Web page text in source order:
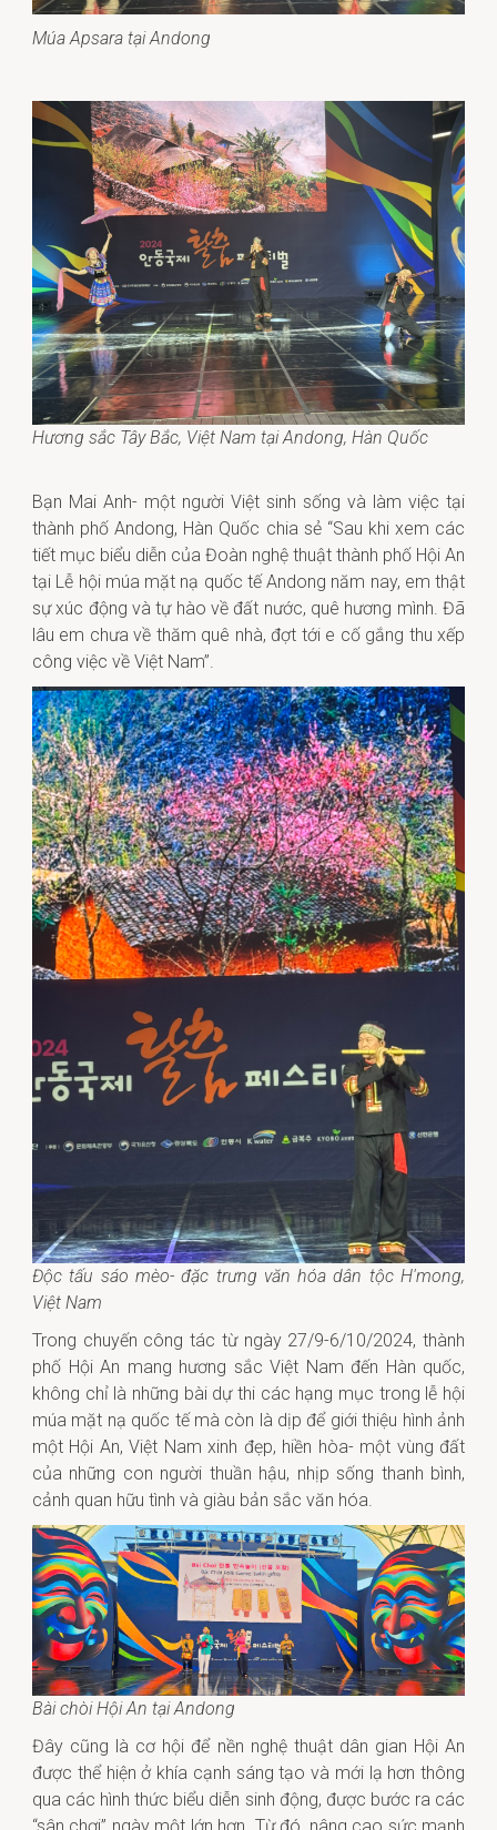
Múa Apsara tại Andong
Hương sắc Tây Bắc, Việt Nam tại Andong, Hàn Quốc
Bạn Mai Anh- một người Việt sinh sống và làm việc tại
thành phố Andong, Hàn Quốc chia sẻ “Sau khi xem các
tiết mục biểu diễn của Đoàn nghệ thuật thành phố Hội An
tại Lễ hội múa mặt nạ quốc tế Andong năm nay, em thật
sự xúc động và tự hào về đất nước, quê hương mình. Đã
lâu em chưa về thăm quê nhà, đợt tới e cố gắng thu xếp
công việc về Việt Nam”.
Độc tấu sáo mèo- đặc trưng văn hóa dân tộc H'mong,
Việt Nam
Trong chuyến công tác từ ngày 27/9-6/10/2024, thành
phố Hội An mang hương sắc Việt Nam đến Hàn quốc,
không chỉ là những bài dự thi các hạng mục trong lễ hội
múa mặt nạ quốc tế mà còn là dịp để giới thiệu hình ảnh
một Hội An, Việt Nam xinh đẹp, hiền hòa- một vùng đất
của những con người thuần hậu, nhịp sống thanh bình,
cảnh quan hữu tình và giàu bản sắc văn hóa.
Bài chòi Hội An tại Andong
Đây cũng là cơ hội để nền nghệ thuật dân gian Hội An
được thể hiện ở khía cạnh sáng tạo và mới lạ hơn thông
qua các hình thức biểu diễn sinh động, được bước ra các